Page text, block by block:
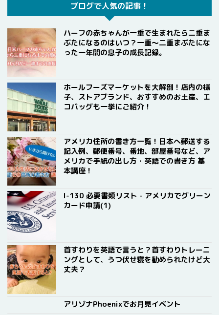
ブログで人気の記事！
ハーフの赤ちゃんが一重で生まれたら二重ま
ぶたになるのはいつ？一重〜二重まぶたにな
った一年間の息子の成長記録。
ホールフーズマーケットを大解剖！店内の様
子、ストアブランド、おすすめのお土産、エ
コバッグも一挙にご紹介！
アメリカ住所の書き方一覧！日本へ郵送する
記入例、郵便番号、番地、部屋番号など、ア
メリカで手紙の出し方・英語での書き方 基
本講座！
I-130 必要書類リスト - アメリカでグリーン
カード申請(1)
首すわりを英語で言うと？首すわりトレーニ
ングとして、うつ伏せ寝を勧められたけど大
丈夫？
アリゾナPhoenixでお月見イベント